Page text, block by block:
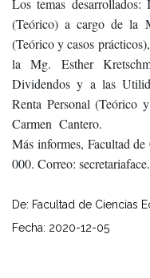
Los temas
(Teórico) a cargo de la
(Teórico y casos
la Mg. Esther
Dividendos y a las
Renta Personal (Teórico
Carmen Cantero.
Más informes, Facultad
000. Correo:
De: Facultad de Ciencias
Fecha: 2020-12-05